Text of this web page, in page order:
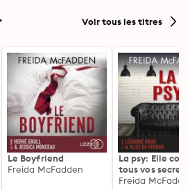
Voir tous les titres
Le Boyfriend
Freida McFadden
La psy: Elle
tous vos
découvrez les
Freida